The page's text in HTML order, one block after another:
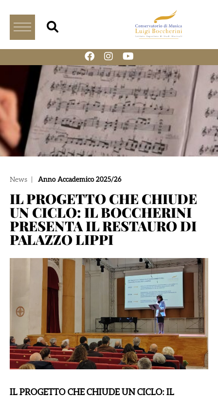
News Anno Accademico 2025/26
IL PROGETTO CHE CHIUDE
UN CICLO: IL BOCCHERINI
PRESENTA IL RESTAURO DI
PALAZZO LIPPI
IL PROGETTO CHE CHIUDE UN CICLO: IL